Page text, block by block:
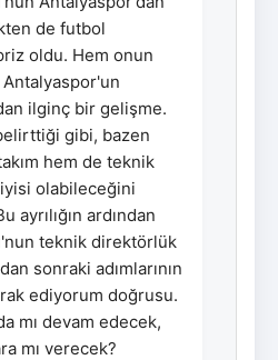
de futbol
oldu. Hem onun
ilginç bir gelişme.
gibi, bazen
hem de teknik
olabileceğini
ayrılığın ardından
teknik direktörlük
sonraki adımlarının
ediyorum doğrusu.
mı devam edecek,
mı verecek?